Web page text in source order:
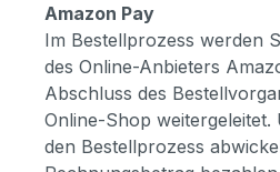
Amazon Pay
Im Bestellprozess werden
des Online-Anbieters
Abschluss des
Online-Shop
den Bestellprozess